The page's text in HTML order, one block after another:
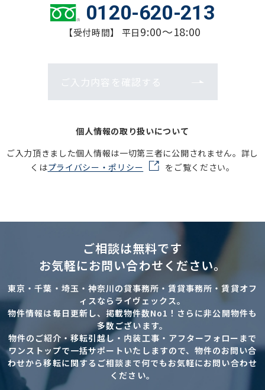
0120-620-213
【受付時間】 平日9:00～18:00
ご入力内容を確認する
個人情報の取り扱いについて
ご入力頂きました個人情報は一切第三者に公開されません。詳し
くはプライバシー・ポリシー をご覧ください。
ご相談は無料です
お気軽にお問い合わせください。
東京・千葉・埼玉・神奈川の貸事務所・賃貸事務所・賃貸オフ
ィスならライヴェックス。
物件情報は毎日更新し、掲載物件数No1！さらに非公開物件も
多数ございます。
物件のご紹介・移転引越し・内装工事・アフターフォローまで
ワンストップで一括サポートいたしますので、物件のお問い合
わせから移転に関するご相談まで何でもお気軽にお問い合わせ
ください。